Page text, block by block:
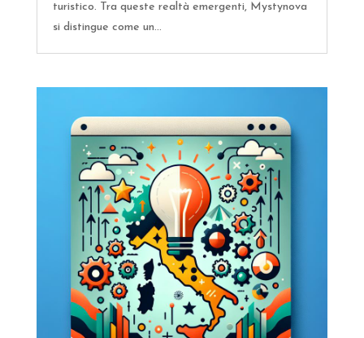
turistico. Tra queste realtà emergenti, Mystynova
si distingue come un...